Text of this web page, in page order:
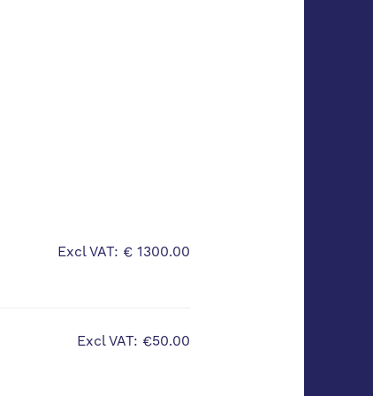
Excl VAT: € 1300.00
Excl VAT: €50.00